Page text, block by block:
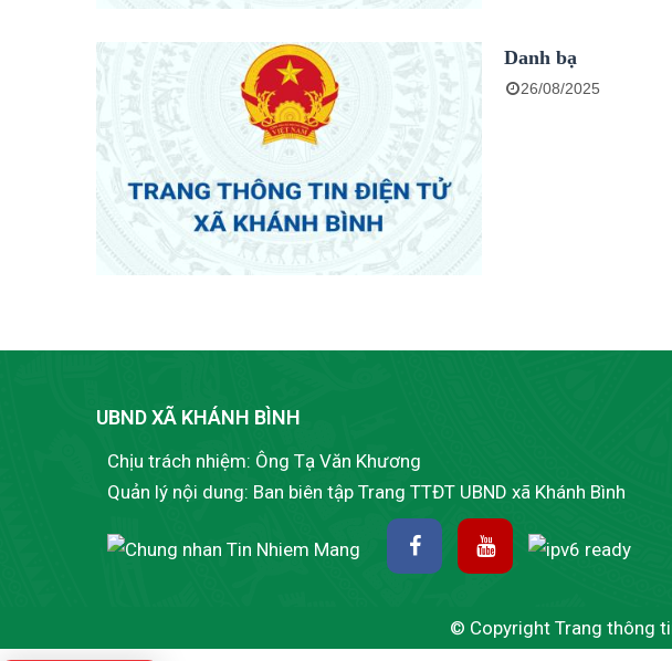
Danh bạ
26/08/2025
UBND XÃ KHÁNH BÌNH
Chịu trách nhiệm: Ông Tạ Văn Khương
Quản lý nội dung: Ban biên tập Trang TTĐT UBND xã Khánh Bình
© Copyright Trang thông